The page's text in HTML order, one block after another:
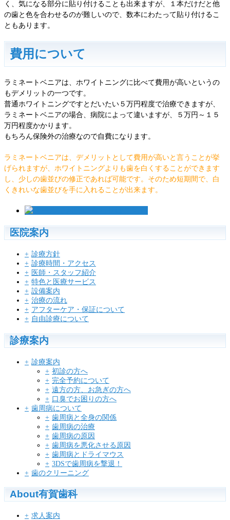
く、気になる部分に貼り付けることも出来ますが、１本だけだと他
の歯と色を合わせるのが難しいので、数本にわたって貼り付けるこ
ともあります。
費用について
ラミネートベニアは、ホワイトニングに比べて費用が高いというの
もデメリットの一つです。
普通ホワイトニングですとだいたい５万円程度で治療できますが、
ラミネートベニアの場合、病院によって違いますが、５万円～１５
万円程度かかります。
もちろん保険外の治療なので自費になります。
ラミネートベニアは、デメリットとして費用が高いと言うことが挙
げられますが、ホワイトニングよりも歯を白くすることができます
し、少しの歯並びの修正であれば可能です。そのため短期間で、白
くきれいな歯並びを手に入れることが出来ます。
医院案内
診療方針
診療時間・アクセス
医師・スタッフ紹介
特色と医療サービス
設備案内
治療の流れ
アフターケア・保証について
自由診療について
診療案内
診療案内
初診の方へ
完全予約について
遠方の方、お急ぎの方へ
口臭でお困りの方へ
歯周病について
歯周病と全身の関係
歯周病の治療
歯周病の原因
歯周病を悪化させる原因
歯周病とドライマウス
3DSで歯周病を撃退！
歯のクリーニング
About有賀歯科
求人案内